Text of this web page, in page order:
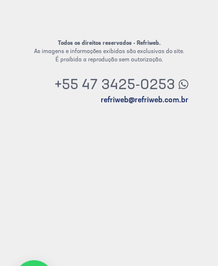
Todos os direitos reservados - Refriweb.
As imagens e informações exibidas são exclusivas do site.
É proibida a reprodução sem autorização.
+55 47 3425-0253
refriweb@refriweb.com.br